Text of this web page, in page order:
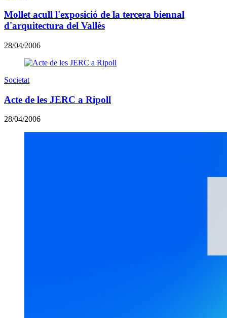
Mollet acull l'exposició de la tercera biennal
d'arquitectura del Vallès
28/04/2006
Societat
Acte de les JERC a Ripoll
28/04/2006